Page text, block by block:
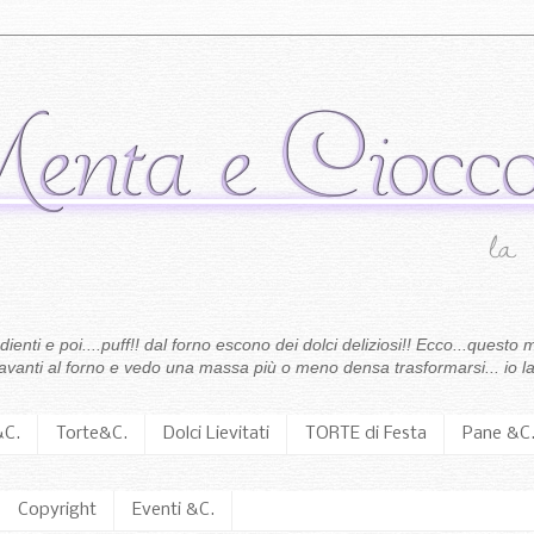
e poi....puff!! dal forno escono dei dolci deliziosi!! Ecco...questo
al forno e vedo una massa più o meno densa trasformarsi... io
Torte&C. Dolci Lievitati TORTE di Festa Pane &C.
Copyright Eventi &C.